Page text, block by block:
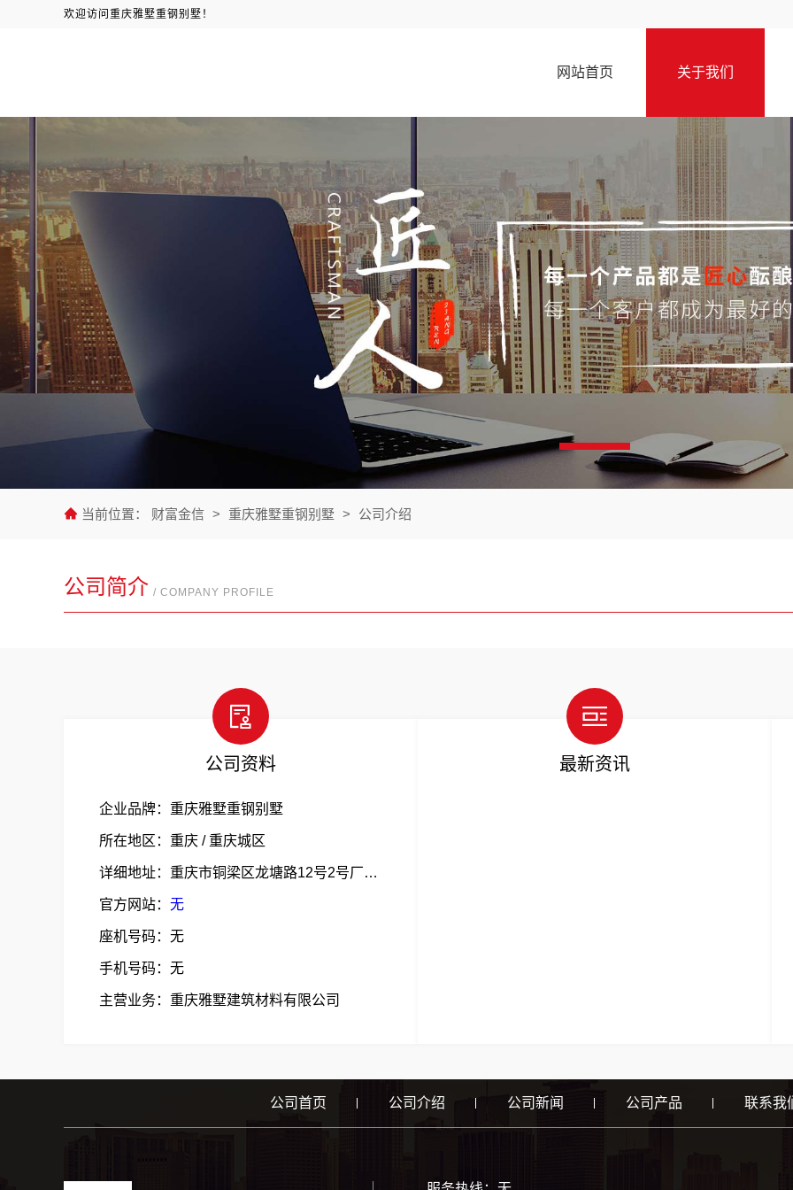
欢迎访问重庆雅墅重钢别墅！
网站首页 关于我们
当前位置： 财富金信 > 重庆雅墅重钢别墅 > 公司介绍
公司简介 / COMPANY PROFILE
公司资料
企业品牌：重庆雅墅重钢别墅
所在地区：重庆 / 重庆城区
详细地址：重庆市铜梁区龙塘路12号2号厂房1层
官方网站： 无
座机号码：无
手机号码：无
主营业务：重庆雅墅建筑材料有限公司
最新资讯
公司首页 公司介绍 公司新闻 公司产品 联系我